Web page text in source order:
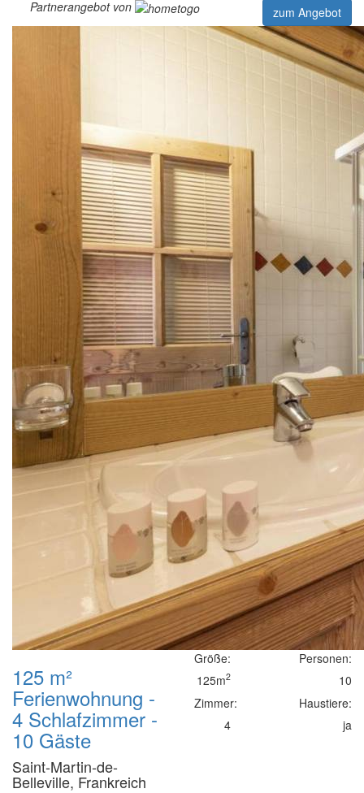
Partnerangebot von zum Angebot
125 m²
Ferienwohnung -
4 Schlafzimmer -
10 Gäste
Saint-Martin-de-
Belleville, Frankreich
Größe:
125m2
Zimmer:
4
Personen:
10
Haustiere:
ja